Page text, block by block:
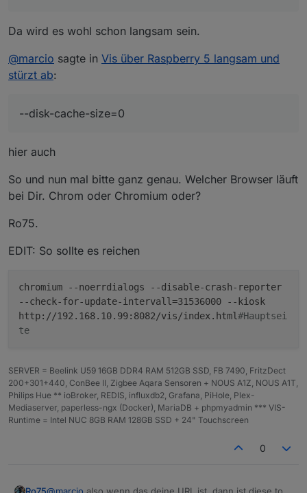
Da wird es wohl schon langsam sein.
@marcio sagte in Vis über Raspberry 5 langsam und
stürzt ab:
--disk-cache-size=0
hier auch
So und nun mal bitte ganz genau. Welcher Browser läuft
bei Dir. Chrom oder Chromium oder?
Ro75.
EDIT: So sollte es reichen
chromium --noerrdialogs --disable-crash-reporter
--check-for-update-intervall=31536000 --kiosk
http://192.168.10.99:8082/vis/index.html#Hauptsei
te
SERVER = Beelink U59 16GB DDR4 RAM 512GB SSD, FB 7490, FritzDect
200+301+440, ConBee II, Zigbee Aqara Sensoren + NOUS A1Z, NOUS A1T,
Philips Hue ** ioBroker, REDIS, influxdb2, Grafana, PiHole, Plex-
Mediaserver, paperless-ngx (Docker), MariaDB + phpmyadmin *** VIS-
Runtime = Intel NUC 8GB RAM 128GB SSD + 24" Touchscreen
0
@marcio also wenn das deine URL ist, dann ist diese total